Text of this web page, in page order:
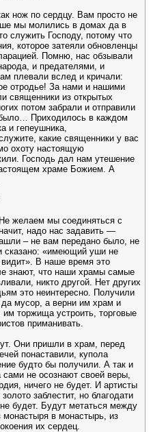
нож по сердцу. Вам просто не
мы молились в домах да в
служить Господу, потому что
которое затеяли обновленцы
Помню, нас обзывали
и предателями, и
плевали вслед и кричали:
отродье! За нами и нашими
священники из открытых
потом забрали и отправили
Приходилось в каждом
и гепеушника,
какие священники у вас
охоту настоящую
Господь дал нам утешение
храме Божием. А
желаем мы соединяться с
надо нас задавить —
– не вам передано было, не
сказано: «имеющий уши не
В наше время это
знают, что наши храмы самые
никто другой. Нет других
это неинтересно. Получили
да мусор, а верни им храм и
торжища устроить, торговые
приманивать.
Они пришли в храм, перед
понаставили, купола
будто бы получили. А так и
не осознают своей веры,
ничего не будет. И артисты
заблестит, но благодати
будет. Будут метаться между
в монастырь, из
их сердец.